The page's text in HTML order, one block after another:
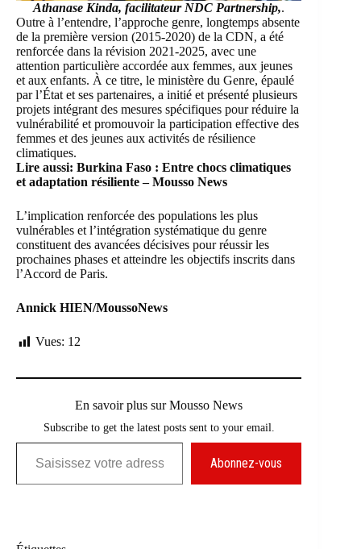
Athanase Kinda, facilitateur NDC Partnership,.
Outre à l’entendre, l’approche genre, longtemps absente
de la première version (2015‑2020) de la CDN, a été
renforcée dans la révision 2021‑2025, avec une
attention particulière accordée aux femmes, aux jeunes
et aux enfants. À ce titre, le ministère du Genre, épaulé
par l’État et ses partenaires, a initié et présenté plusieurs
projets intégrant des mesures spécifiques pour réduire la
vulnérabilité et promouvoir la participation effective des
femmes et des jeunes aux activités de résilience
climatiques.
Lire aussi: Burkina Faso : Entre chocs climatiques
et adaptation résiliente – Mousso News
L’implication renforcée des populations les plus
vulnérables et l’intégration systématique du genre
constituent des avancées décisives pour réussir les
prochaines phases et atteindre les objectifs inscrits dans
l’Accord de Paris.
Annick HIEN/MoussoNews
Vues: 12
En savoir plus sur Mousso News
Subscribe to get the latest posts sent to your email.
Saisissez votre adresse e-mail…
Abonnez-vous